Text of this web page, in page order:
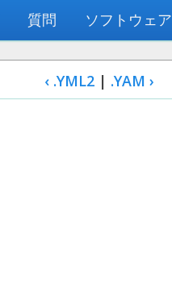
質問 ソフトウェア
‹ .YML2 | .YAM ›